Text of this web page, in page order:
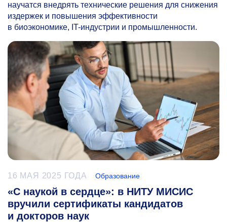
научатся внедрять технические решения для снижения
издержек и повышения эффективности
в биоэкономике, IT-индустрии и промышленности.
16 МАЯ 2025 ГОДА Образование
«С наукой в сердце»: в НИТУ МИСИС
вручили сертификаты кандидатов
и докторов наук